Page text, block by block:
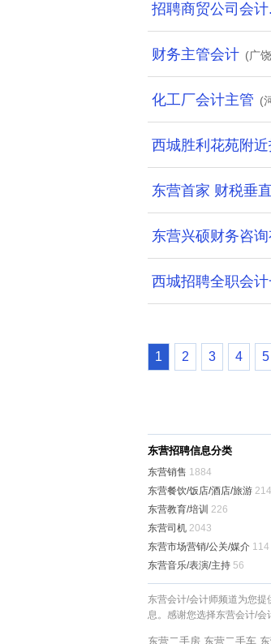
招聘商贸公司会计
财务主管会计 (广
化工厂会计主管 (
西城胜利花苑附
东营首家 财税垂
东营兴硕财务咨询
西城招聘全职会计
1 2 3 4 5
东营招聘信息分类
东营销售 1884
东营餐饮/饭店/酒店/旅游
东营教育/培训 226
东营司机 2043
东营市场营销/公关/媒介 114
东营音乐/表演/主持 56
东营会计/会计师频道为您
息。感谢您选择东营会计/会
东营二手房 东营二手车